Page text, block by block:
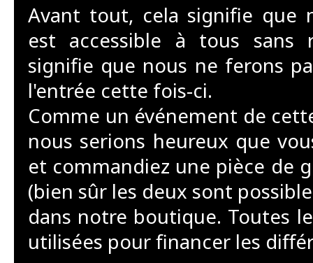
Avant tout, cela signifie que
est accessible à tous sans
signifie que nous ne ferons
l'entrée cette fois-ci.
Comme un événement de
nous serions heureux que
et commandiez une pièce de
(bien sûr les deux sont
dans notre boutique. Toutes
utilisées pour financer les